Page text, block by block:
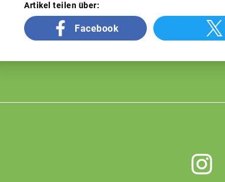
Artikel teilen über:
Facebook